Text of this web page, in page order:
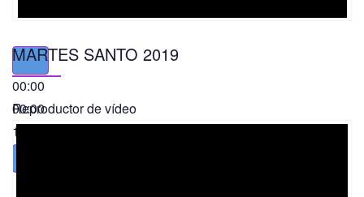
00:00
00:00
11:56
MARTES SANTO 2019
Reproductor de vídeo